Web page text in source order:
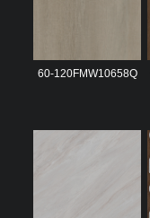
60-120FMW10658Q